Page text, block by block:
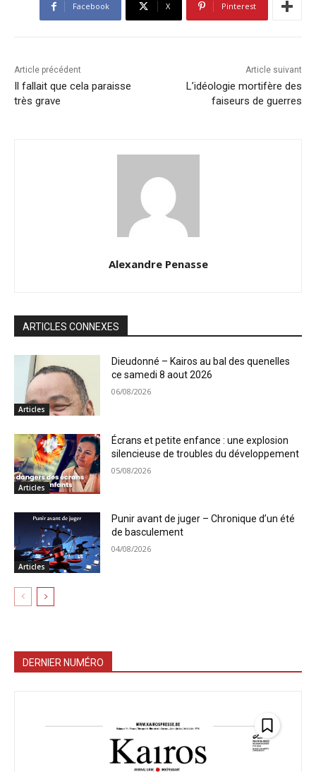
Facebook X Pinterest
Article précédent
Il fallait que cela paraisse
très grave
Article suivant
L’idéologie mortifère des
faiseurs de guerres
Alexandre Penasse
ARTICLES CONNEXES
Articles
Dieudonné – Kairos au bal des quenelles
ce samedi 8 aout 2026
06/08/2026
Articles
Écrans et petite enfance : une explosion
silencieuse de troubles du développement
05/08/2026
Articles
Punir avant de juger – Chronique d’un été
de basculement
04/08/2026
DERNIER NUMÉRO